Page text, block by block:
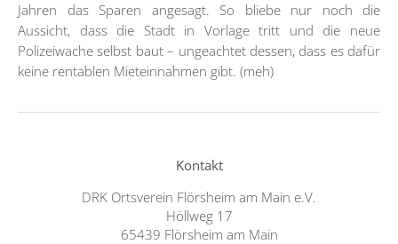
Jahren das Sparen angesagt. So bliebe nur noch die
Aussicht, dass die Stadt in Vorlage tritt und die neue
Polizeiwache selbst baut – ungeachtet dessen, dass es dafür
keine rentablen Mieteinnahmen gibt. (meh)
Kontakt
DRK Ortsverein Flörsheim am Main e.V.
Höllweg 17
65439 Flörsheim am Main